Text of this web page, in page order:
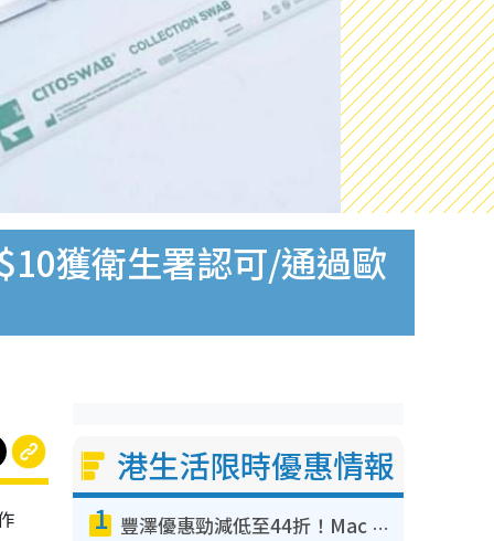
獲衛生署認可/通過歐
港生活限時優惠情報
1 豐澤優惠勁減低至44折！Mac mini/iPhone17Pro大減價！廚房家電$220起